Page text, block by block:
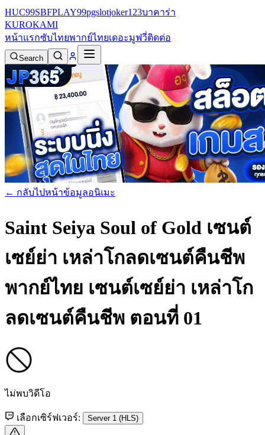
HUC99SBFPLAY99pgslotjoker123บาคาร่า
KUROKAMI
หน้าแรกซับไทยพากย์ไทยเดอะมูฟวี่ติดต่อ
Search
← กลับไปหน้าข้อมูลอนิเมะ
Saint Seiya Soul of Gold เซนต์
เซย์ย่า เหล่าโกลดเซนต์คืนชีพ
พากย์ไทย เซนต์เซย์ย่า เหล่าโก
ลดเซนต์คืนชีพ ตอนที่ 01
ไม่พบวิดีโอ
เลือกเซิร์ฟเวอร์: Server 1 (HLS)